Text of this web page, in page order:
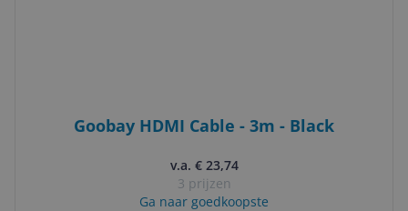
Goobay HDMI Cable - 3m - Black
v.a. € 23,74
3 prijzen
Ga naar goedkoopste